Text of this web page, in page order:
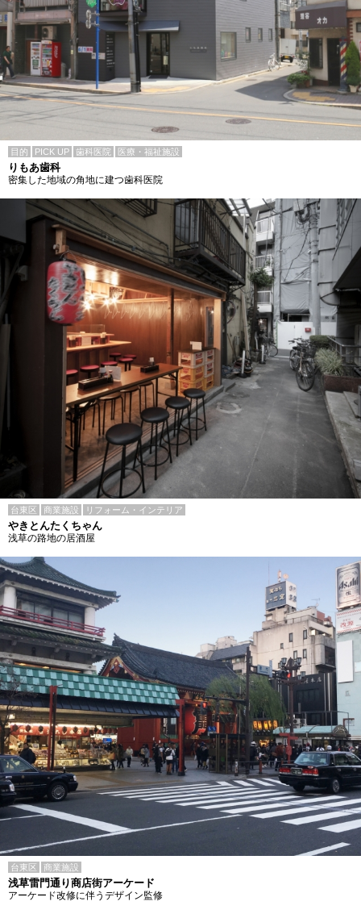
目的 PICK UP 歯科医院 医療・福祉施設
りもあ歯科
密集した地域の角地に建つ歯科医院
台東区 商業施設 リフォーム・インテリア
やきとんたくちゃん
浅草の路地の居酒屋
台東区 商業施設
浅草雷門通り商店街アーケード
アーケード改修に伴うデザイン監修